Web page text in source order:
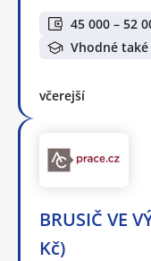
45 000 – 52
Vhodné
včerejší
BRUSIČ VE
Kč)